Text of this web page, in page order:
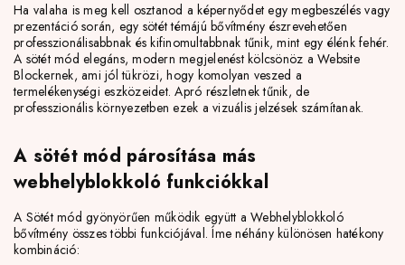
Ha valaha is meg kell osztanod a képernyődet egy megbeszélés vagy
prezentáció során, egy sötét témájú bővítmény észrevehetően
professzionálisabbnak és kifinomultabbnak tűnik, mint egy élénk fehér.
A sötét mód elegáns, modern megjelenést kölcsönöz a Website
Blockernek, ami jól tükrözi, hogy komolyan veszed a
termelékenységi eszközeidet. Apró részletnek tűnik, de
professzionális környezetben ezek a vizuális jelzések számítanak.
A sötét mód párosítása más
webhelyblokkoló funkciókkal
A Sötét mód gyönyörűen működik együtt a Webhelyblokkoló
bővítmény összes többi funkciójával. Íme néhány különösen hatékony
kombináció: